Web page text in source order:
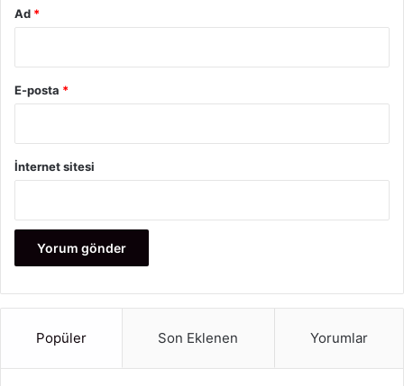
Ad *
E-posta *
İnternet sitesi
Popüler Son Eklenen Yorumlar